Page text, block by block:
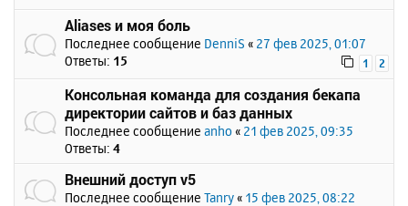
Aliases и моя боль
Последнее сообщение DenniS « 27 фев 2025, 01:07
Ответы: 15 1 2
Консольная команда для создания бекапа
директории сайтов и баз данных
Последнее сообщение anho « 21 фев 2025, 09:35
Ответы: 4
Внешний доступ v5
Последнее сообщение Tanry « 15 фев 2025, 08:22